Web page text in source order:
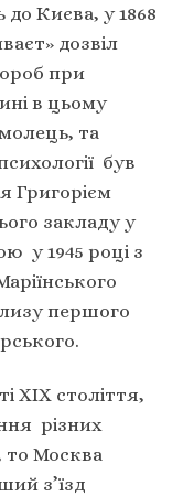
Києва, у 1868
дозвіл
при
в цьому
та
був
Григорієм
закладу у
у 1945 році з
першого
ХІХ століття,
різних
то Москва
з’їзд